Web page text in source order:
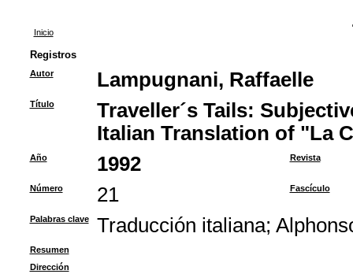
Inicio
Registros
Autor Lampugnani, Raffaelle
Título
Traveller´s Tails:
Italian Translation of "La
Año 1992 Revista
Número 21 Fascículo
Palabras clave Traducción italiana;
Resumen
Dirección